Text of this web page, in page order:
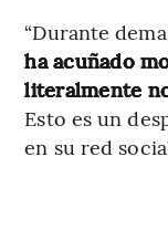
“Durante
ha acuñado
literalmente
Esto es un
en su red